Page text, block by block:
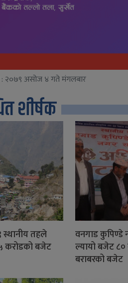
: २०७९ असोज ४ गते मंगलबार
शीर्षक
तहले
करोडको बजेट
वनगाड कुपिण्डे
ल्यायो बजेट
बराबरको बजेट